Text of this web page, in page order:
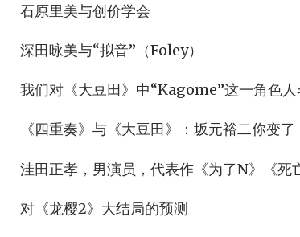
石原里美与创价学会
深田咏美与“拟音”（Foley）
我们对《大豆田》中“Kagome”这一角色
《四重奏》与《大豆田》：坂元裕二你变了
洼田正孝，男演员，代表作《为了N》《死
对《龙樱2》大结局的预测